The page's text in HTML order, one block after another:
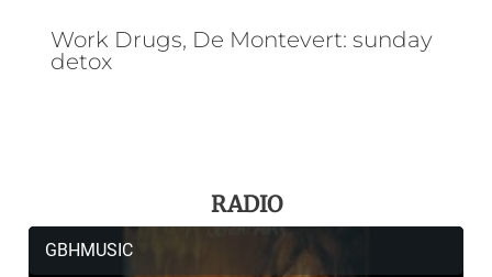
Work Drugs, De Montevert: sunday
detox
RADIO